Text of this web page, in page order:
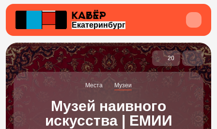
Екатеринбург
20
Места Музеи
Музей наивного
искусства | ЕМИИ